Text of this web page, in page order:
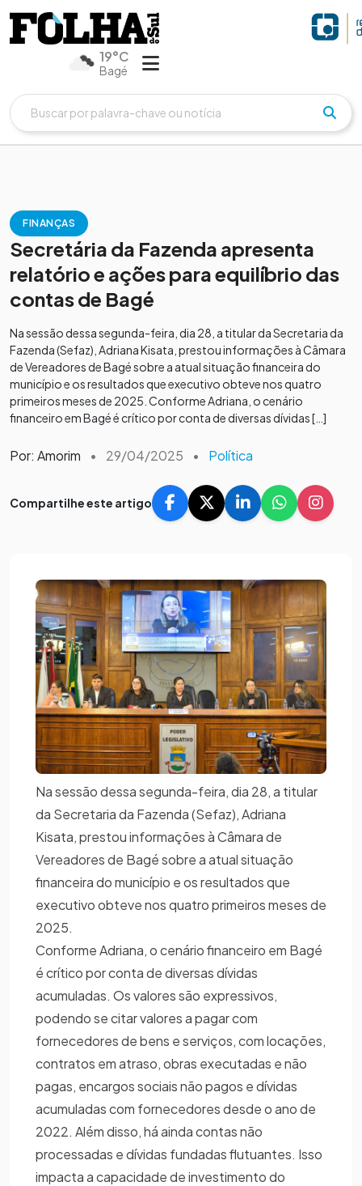
19°C
Bagé
FINANÇAS
Secretária da Fazenda apresenta
relatório e ações para equilíbrio das
contas de Bagé
Na sessão dessa segunda-feira, dia 28, a titular da Secretaria da
Fazenda (Sefaz), Adriana Kisata, prestou informações à Câmara
de Vereadores de Bagé sobre a atual situação financeira do
município e os resultados que executivo obteve nos quatro
primeiros meses de 2025. Conforme Adriana, o cenário
financeiro em Bagé é crítico por conta de diversas dívidas […]
Por: Amorim • 29/04/2025 • Política
Compartilhe este artigo
Na sessão dessa segunda-feira, dia 28, a titular
da Secretaria da Fazenda (Sefaz), Adriana
Kisata, prestou informações à Câmara de
Vereadores de Bagé sobre a atual situação
financeira do município e os resultados que
executivo obteve nos quatro primeiros meses de
2025.
Conforme Adriana, o cenário financeiro em Bagé
é crítico por conta de diversas dívidas
acumuladas. Os valores são expressivos,
podendo se citar valores a pagar com
fornecedores de bens e serviços, com locações,
contratos em atraso, obras executadas e não
pagas, encargos sociais não pagos e dívidas
acumuladas com fornecedores desde o ano de
2022. Além disso, há ainda contas não
processadas e dívidas fundadas flutuantes. Isso
impacta a capacidade de investimento do